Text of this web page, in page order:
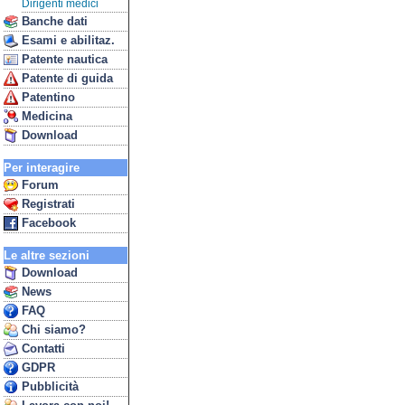
Dirigenti medici
Banche dati
Esami e abilitaz.
Patente nautica
Patente di guida
Patentino
Medicina
Download
Per interagire
Forum
Registrati
Facebook
Le altre sezioni
Download
News
FAQ
Chi siamo?
Contatti
GDPR
Pubblicità